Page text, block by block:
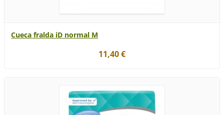
Cueca fralda iD normal M
11,40 €